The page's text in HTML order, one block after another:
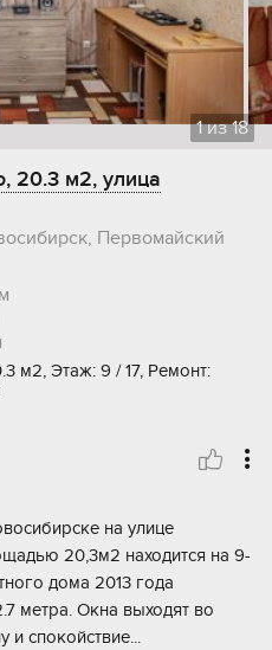
1из18
20.3 м2, улица
Первомайский
м2, Этаж: 9 / 17, Ремонт:
на улице
20,3м2 находится на 9-
дома 2013 года
метра. Окна выходят во
и спокойствие...